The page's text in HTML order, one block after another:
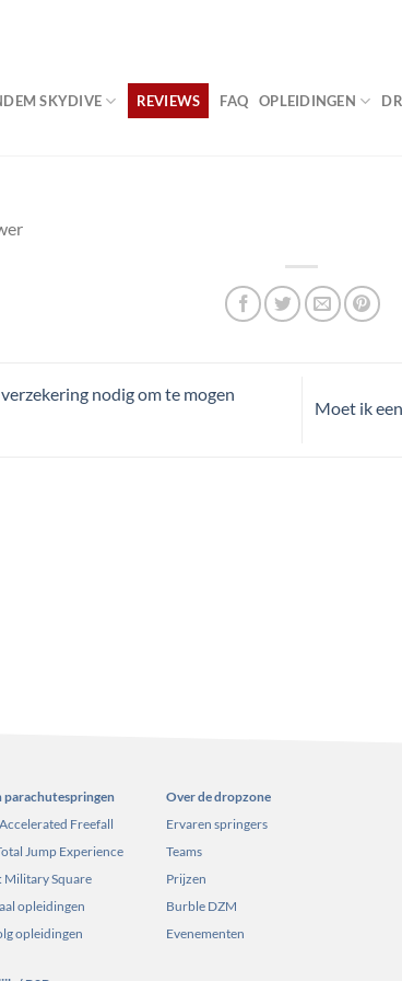
SKYDIVE REVIEWS FAQ OPLEIDINGEN
nodig om te mogen
Moet ik
parachutespringen
Freefall
Jump Experience
Military Square
opleidingen
opleidingen
Over de dropzone
Ervaren springers
Teams
Prijzen
Burble DZM
Evenementen